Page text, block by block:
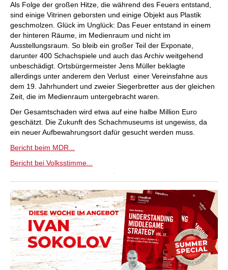
Als Folge der großen Hitze, die während des Feuers entstand,
sind einige Vitrinen geborsten und einige Objekt aus Plastik
geschmolzen. Glück im Unglück: Das Feuer entstand in einem
der hinteren Räume, im Medienraum und nicht im
Ausstellungsraum. So bleib ein großer Teil der Exponate,
darunter 400 Schachspiele und auch das Archiv weitgehend
unbeschädigt. Ortsbürgermeister Jens Müller beklagte
allerdings unter anderem den Verlust einer Vereinsfahne aus
dem 19. Jahrhundert und zweier Siegerbretter aus der gleichen
Zeit, die im Medienraum untergebracht waren.
Der Gesamtschaden wird etwa auf eine halbe Million Euro
geschätzt. Die Zukunft des Schachmuseums ist ungewiss, da
ein neuer Aufbewahrungsort dafür gesucht werden muss.
Bericht beim MDR...
Bericht bei Volksstimme...